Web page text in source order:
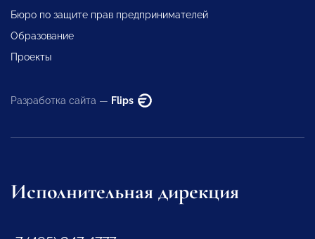
Бюро по защите прав предпринимателей
Образование
Проекты
Разработка сайта — Flips
Исполнительная дирекция